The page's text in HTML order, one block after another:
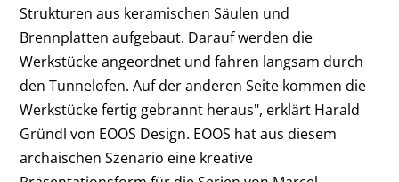
Strukturen aus keramischen Säulen und
Brennplatten aufgebaut. Darauf werden die
Werkstücke angeordnet und fahren langsam durch
den Tunnelofen. Auf der anderen Seite kommen die
Werkstücke fertig gebrannt heraus", erklärt Harald
Gründl von EOOS Design. EOOS hat aus diesem
archaischen Szenario eine kreative